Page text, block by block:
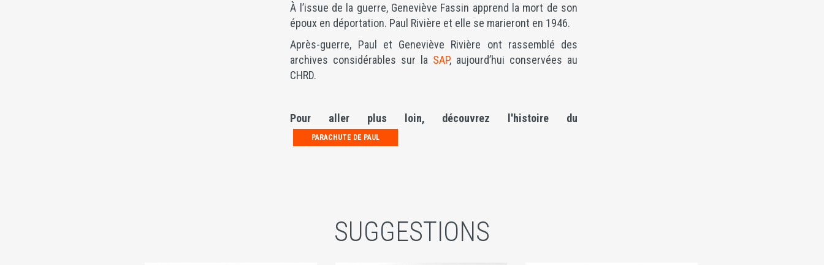
À l’issue de la guerre, Geneviève Fassin apprend la mort de son
époux en déportation. Paul Rivière et elle se marieront en 1946.
Après-guerre, Paul et Geneviève Rivière ont rassemblé des
archives considérables sur la SAP, aujourd’hui conservées au
CHRD.
Pour aller plus loin, découvrez l'histoire du
PARACHUTE DE PAUL
SUGGESTIONS